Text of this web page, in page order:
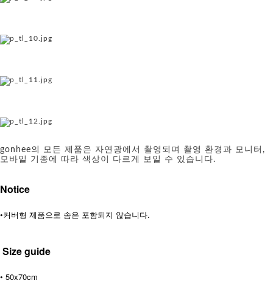
gonhee의 모든 제품은 자연광에서 촬영되며 촬영 환경과 모니터,
모바일 기종에 따라 색상이 다르게 보일 수 있습니다.
Notice
•커버형 제품으로 솜은 포함되지 않습니다.
Size guide
• 50x70cm